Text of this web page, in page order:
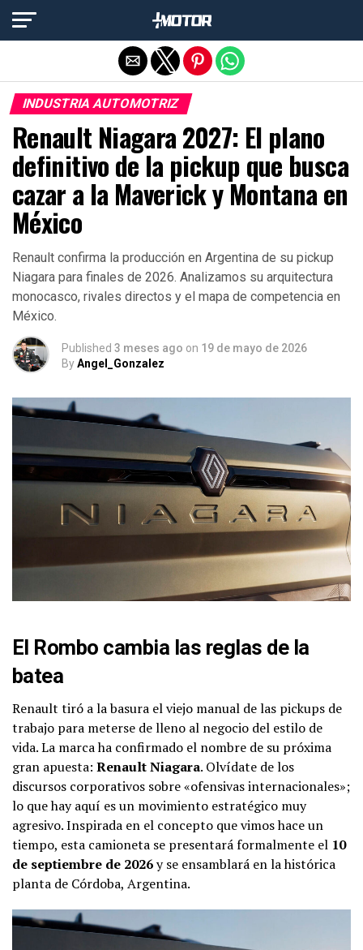
INDUSTRIA AUTOMOTRIZ
Renault Niagara 2027: El plano
definitivo de la pickup que busca
cazar a la Maverick y Montana en
México
Renault confirma la producción en Argentina de su pickup
Niagara para finales de 2026. Analizamos su arquitectura
monocasco, rivales directos y el mapa de competencia en
México.
Published 3 meses ago on 19 de mayo de 2026
ByAngel_Gonzalez
El Rombo cambia las reglas de la
batea
Renault tiró a la basura el viejo manual de las pickups de
trabajo para meterse de lleno al negocio del estilo de
vida. La marca ha confirmado el nombre de su próxima
gran apuesta: Renault Niagara. Olvídate de los
discursos corporativos sobre «ofensivas internacionales»;
lo que hay aquí es un movimiento estratégico muy
agresivo. Inspirada en el concepto que vimos hace un
tiempo, esta camioneta se presentará formalmente el 10
de septiembre de 2026y se ensamblará en la histórica
planta de Córdoba, Argentina.
Salir de la versión móvil